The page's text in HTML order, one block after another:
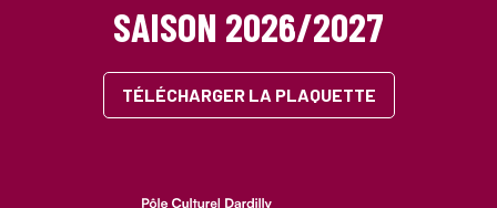
SAISON 2026/2027
TÉLÉCHARGER LA PLAQUETTE